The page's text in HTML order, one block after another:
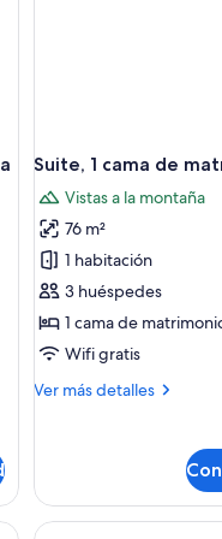
Suite, 1 cama de
Vistas a la montaña
76 m²
1 habitación
3 huéspedes
1 cama de
Wifi gratis
Ver más detalles
Más
cama
de
de madera, una silla,